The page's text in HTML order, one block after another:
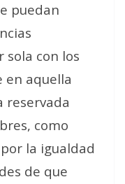
puedan
con los
en aquella
reservada
como
la igualdad
de que